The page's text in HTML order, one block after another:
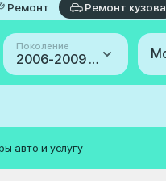
Ремонт Ремонт кузова
Поколение
2006-2009 (II, рестайлинг)
авто и услугу